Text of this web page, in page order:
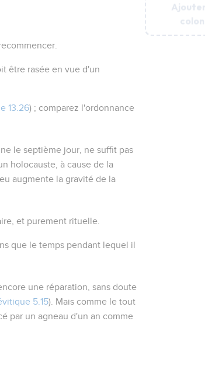
être rasée en vue d'un
13.26) ; comparez l'ordonnance
le septième jour, ne suffit pas
holocauste, à cause de la
augmente la gravité de la
et purement rituelle.
que le temps pendant lequel il
une réparation, sans doute
5.15). Mais comme le tout
par un agneau d'un an comme